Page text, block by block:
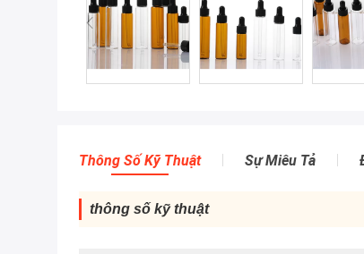
Thông Số Kỹ Thuật Sự Miêu Tả
thông số kỹ thuật